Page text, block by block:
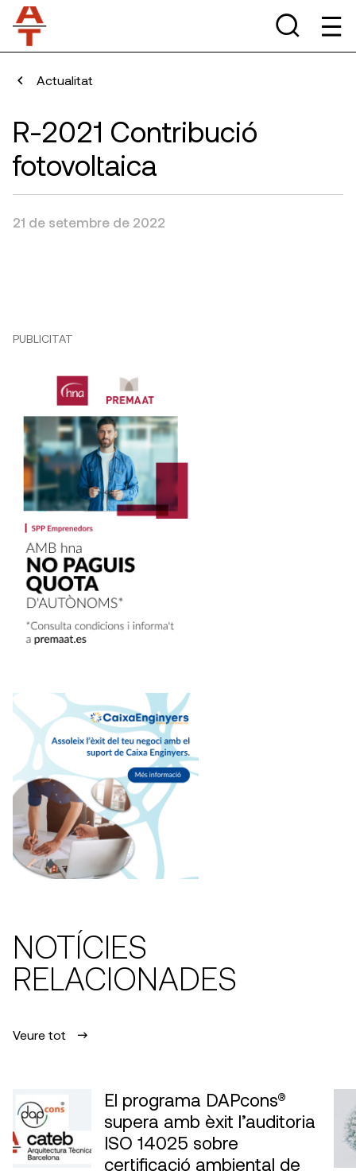
Actualitat
R-2021 Contribució
fotovoltaica
21 de setembre de 2022
PUBLICITAT
NOTÍCIES
RELACIONADES
Veure tot
El programa DAPcons®
supera amb èxit l’auditoria
ISO 14025 sobre
certificació ambiental de